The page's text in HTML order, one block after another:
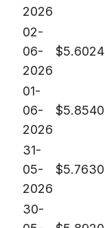
2026
02-
06-
2026
$5.6024
01-
06-
2026
$5.8540
31-
05-
2026
$5.7630
30-